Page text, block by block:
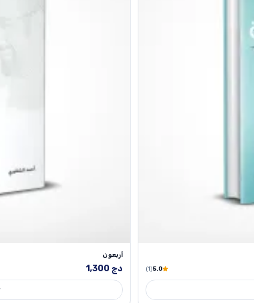
5.0
(1)
أربعون
1,300 دج